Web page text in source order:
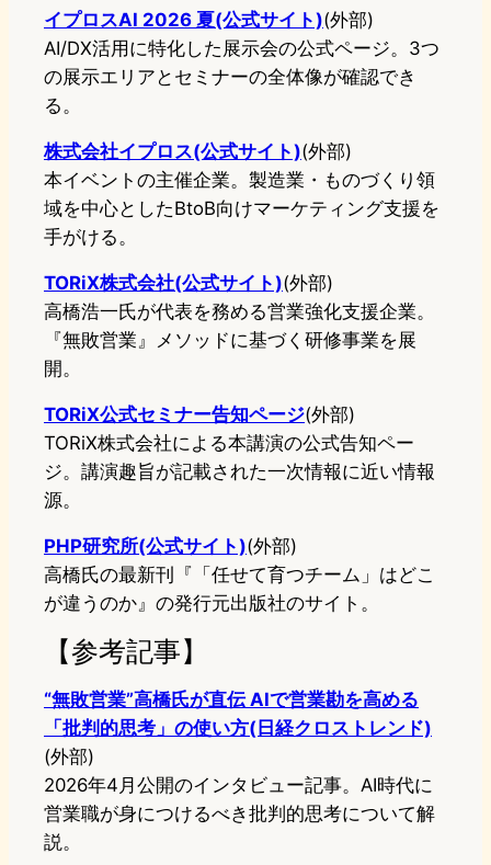
イプロスAI 2026 夏(公式サイト)(外部)
AI/DX活用に特化した展示会の公式ページ。3つ
の展示エリアとセミナーの全体像が確認でき
る。
株式会社イプロス(公式サイト)(外部)
本イベントの主催企業。製造業・ものづくり領
域を中心としたBtoB向けマーケティング支援を
手がける。
TORiX株式会社(公式サイト)(外部)
高橋浩一氏が代表を務める営業強化支援企業。
『無敗営業』メソッドに基づく研修事業を展
開。
TORiX公式セミナー告知ページ(外部)
TORiX株式会社による本講演の公式告知ペー
ジ。講演趣旨が記載された一次情報に近い情報
源。
PHP研究所(公式サイト)(外部)
高橋氏の最新刊『「任せて育つチーム」はどこ
が違うのか』の発行元出版社のサイト。
【参考記事】
“無敗営業”高橋氏が直伝 AIで営業勘を高める
「批判的思考」の使い方(日経クロストレンド)
(外部)
2026年4月公開のインタビュー記事。AI時代に
営業職が身につけるべき批判的思考について解
説。